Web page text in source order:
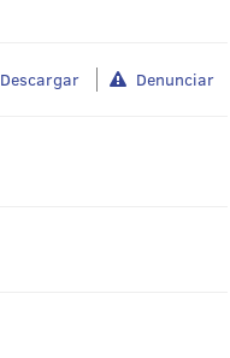
Descargar Denunciar